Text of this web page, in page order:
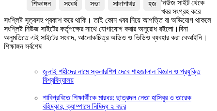
শিক্ষাঙ্গন
সংঘর্ষ সভা সাদাপাথর হজ নিউজ সাইট থেকে
খবর সংগ্রহ করে
সংশ্লিষ্ট সূত্রসহ প্রকাশ করে থাকি। তাই কোন খবর নিয়ে আপত্তি বা অভিযোগ থাকলে
সংশ্লিষ্ট নিউজ সাইটের কর্তৃপক্ষের সাথে যোগাযোগ করার অনুরোধ রইলো।বিনা
অনুমতিতে এই সাইটের সংবাদ, আলোকচিত্র অডিও ও ভিডিও ব্যবহার করা বেআইনি।
শিক্ষাঙ্গন সর্বশেষ
জুলাই শহীদের নামে স্কলারশিপ দেবে শাহজালাল বিজ্ঞান ও প্রযুক্তি
বিশ্ববিদ্যালয়
শাবিপ্রবিতে শিক্ষার্থীকে মারধর: ছাত্রদল নেতা হাসিবুর ও তারেক
বহিষ্কার, ক্যাম্পাসে নিষিদ্ধ ২ বছর